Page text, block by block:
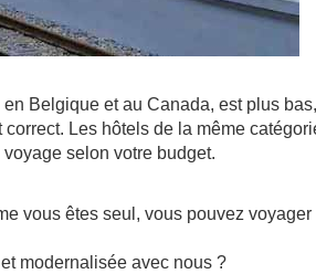
Belgique et au Canada, est plus
Les hôtels de la même
selon votre budget.
vous êtes seul, vous pouvez
modernalisée avec nous ?